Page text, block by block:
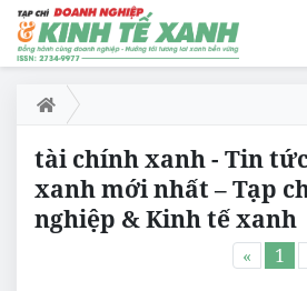
tài chính xanh - Tin
xanh mới nhất – Tạp
nghiệp & Kinh tế xanh
« 1